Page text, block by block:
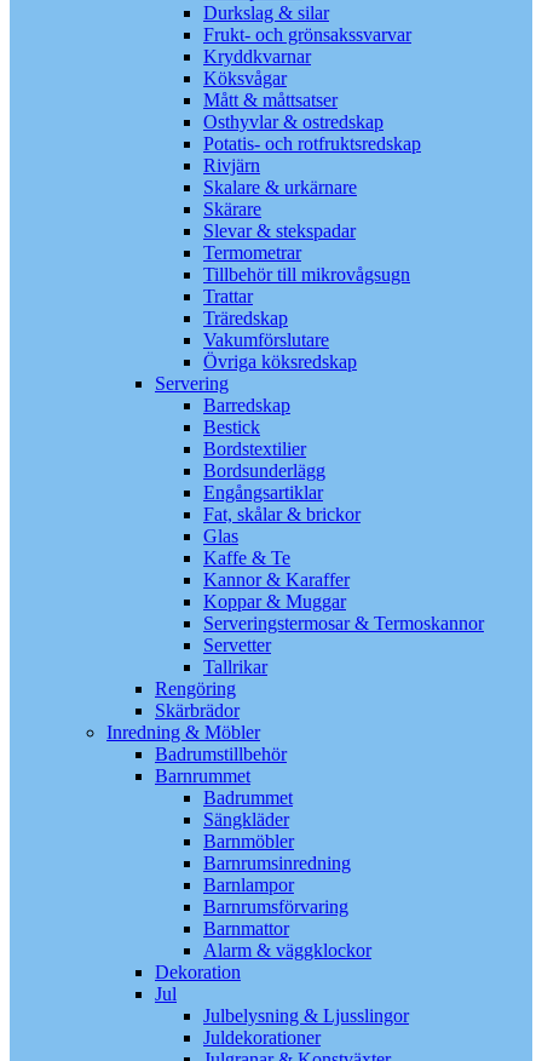
Durkslag & silar
Frukt- och grönsakssvarvar
Kryddkvarnar
Köksvågar
Mått & måttsatser
Osthyvlar & ostredskap
Potatis- och rotfruktsredskap
Rivjärn
Skalare & urkärnare
Skärare
Slevar & stekspadar
Termometrar
Tillbehör till mikrovågsugn
Trattar
Träredskap
Vakumförslutare
Övriga köksredskap
Servering
Barredskap
Bestick
Bordstextilier
Bordsunderlägg
Engångsartiklar
Fat, skålar & brickor
Glas
Kaffe & Te
Kannor & Karaffer
Koppar & Muggar
Serveringstermosar & Termoskannor
Servetter
Tallrikar
Rengöring
Skärbrädor
Inredning & Möbler
Badrumstillbehör
Barnrummet
Badrummet
Sängkläder
Barnmöbler
Barnrumsinredning
Barnlampor
Barnrumsförvaring
Barnmattor
Alarm & väggklockor
Dekoration
Jul
Julbelysning & Ljusslingor
Juldekorationer